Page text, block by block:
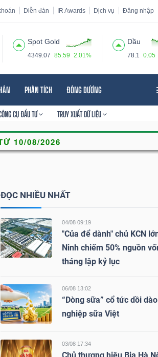
Diễn đàn IR Awards Dịch vụ Đăng nhập
Spot Gold
4349.07 85.59 2.01%
Dầu
78.1 0.05
PHÂN TÍCH ĐÔNG DƯƠNG
CỤ ĐẦU TƯ TRUY XUẤT DỮ LIỆU
ĐỌC NHIỀU NHẤT
04/08 09:19
"Của để dành" chủ KCN
Ninh chiếm 50% nguồn
tháng lập kỷ lục
06/08 13:02
“Dòng sữa” cổ tức dồi
nghiệp sữa Việt
03/08 17:34